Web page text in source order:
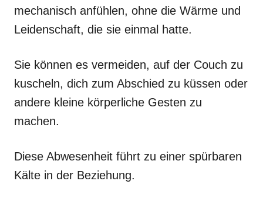
mechanisch anfühlen, ohne die Wärme und
Leidenschaft, die sie einmal hatte.
Sie können es vermeiden, auf der Couch zu
kuscheln, dich zum Abschied zu küssen oder
andere kleine körperliche Gesten zu
machen.
Diese Abwesenheit führt zu einer spürbaren
Kälte in der Beziehung.